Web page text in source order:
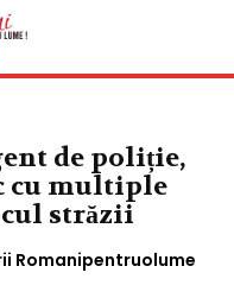
de poliție,
cu multiple
străzii
Romanipentruolume